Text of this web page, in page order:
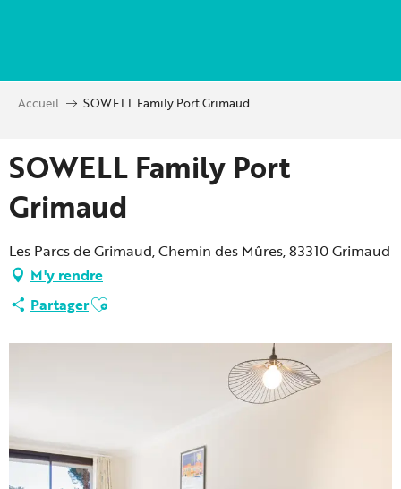
principal
Accueil SOWELL Family Port Grimaud
SOWELL Family Port
Grimaud
Les Parcs de Grimaud, Chemin des Mûres, 83310 Grimaud
M'y rendre
PartagerAjouter aux favoris